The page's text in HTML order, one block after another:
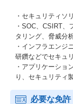
・セキュリティソ
・SOC、CSIRT
タリング、脅威分
・インフラエンジ
研鑽などでセキュ
・アプリケーショ
り、セキュリティ
必要な免許